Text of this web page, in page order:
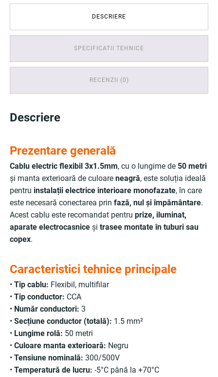
DESCRIERE
SPECIFICATII TEHNICE
RECENZII (0)
Descriere
Prezentare generală
Cablu electric flexibil 3x1.5mm, cu o lungime de 50 metri
și manta exterioară de culoare neagră, este soluția ideală
pentru instalații electrice interioare monofazate, în care
este necesară conectarea prin fază, nul și împământare.
Acest cablu este recomandat pentru prize, iluminat,
aparate electrocasnice și trasee montate în tuburi sau
copex.
Caracteristici tehnice principale
• Tip cablu: Flexibil, multifilar
• Tip conductor: CCA
• Număr conductori: 3
• Secțiune conductor (totală): 1.5 mm²
• Lungime rolă: 50 metri
• Culoare manta exterioară: Negru
• Tensiune nominală: 300/500V
• Temperatură de lucru: -5°C până la +70°C